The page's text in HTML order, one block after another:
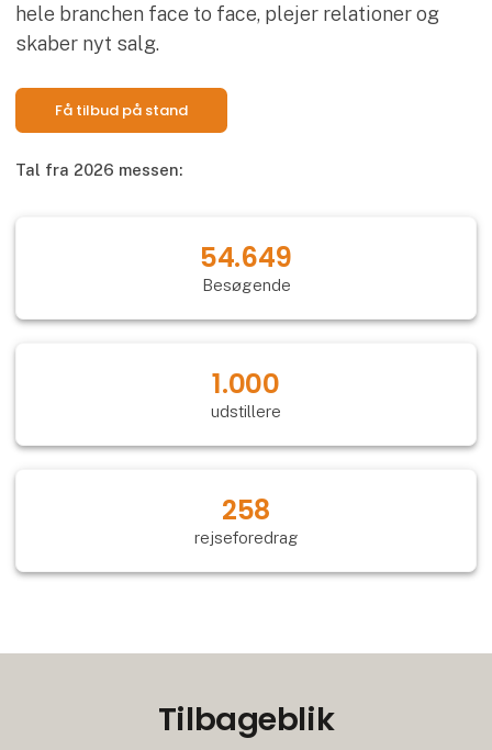
hele branchen face to face, plejer relationer og
skaber nyt salg.
Få tilbud på stand
Tal fra 2026 messen:
54.649
Besøgende
1.000
udstillere
258
rejseforedrag
Tilbageblik